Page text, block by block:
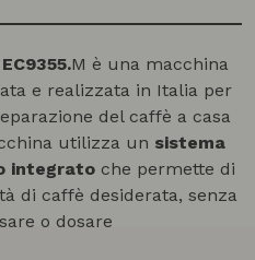
M è una macchina
e realizzata in Italia per
del caffè a casa
utilizza un sistema
integrato che permette di
di caffè desiderata, senza
o dosare